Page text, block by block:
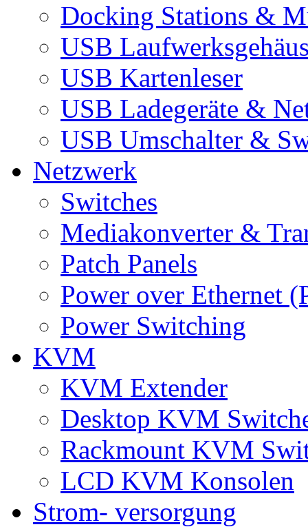
Docking Stations &
USB
USB Kartenleser
USB Ladegeräte &
USB Umschalter &
Netzwerk
Switches
Mediakonverter &
Patch Panels
Power over Ethernet
Power Switching
KVM
KVM Extender
Desktop KVM
Rackmount KVM
LCD KVM Konsolen
Strom- versorgung